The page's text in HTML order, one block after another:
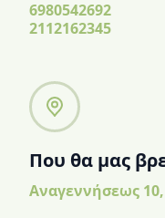
6980542692
2112162345
Που θα μας
Αναγεννήσεως